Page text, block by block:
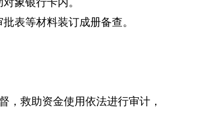
象银行卡内。
表等材料装订成册备查。
，救助资金使用依法进行审计，